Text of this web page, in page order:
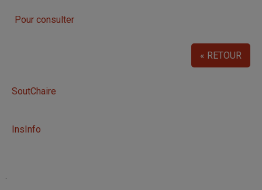
Pour consulter
« RETOUR
SoutChaire
InsInfo